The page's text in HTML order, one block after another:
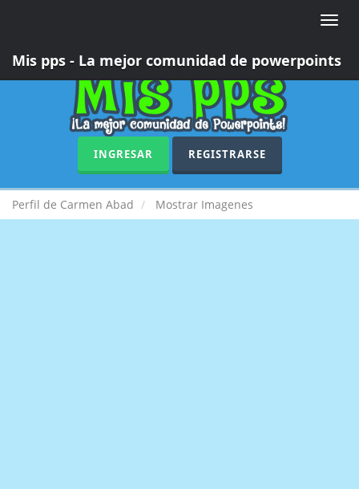
Toggle
Mis pps - La mejor comunidad de powerpoints
INGRESAR REGISTRARSE
Perfil de Carmen Abad Mostrar Imagenes